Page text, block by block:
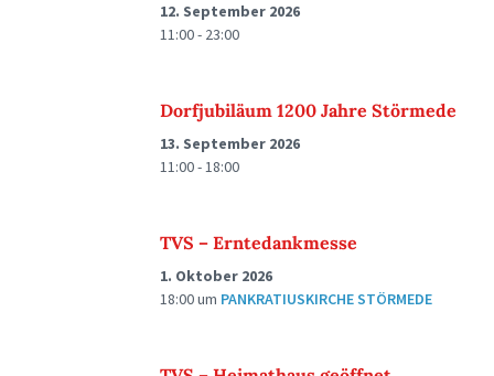
12. September 2026
11:00 - 23:00
Dorfjubiläum 1200 Jahre Störmede
13. September 2026
11:00 - 18:00
TVS – Erntedankmesse
1. Oktober 2026
18:00um PANKRATIUSKIRCHE STÖRMEDE